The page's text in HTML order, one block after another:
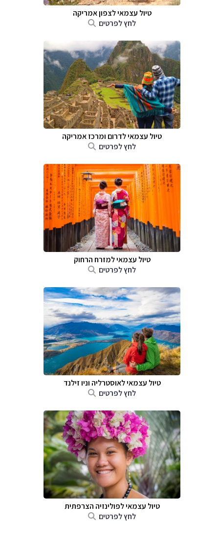
טיול עצמאי לצפון אמריקה
לחץ לפרטים
טיול עצמאי לדרום ומרכז אמריקה
לחץ לפרטים
טיול עצמאי למזרח הרחוק
לחץ לפרטים
טיול עצמאי לאוסטרליה וניו זילנד
לחץ לפרטים
טיול עצמאי לפולינזיה הצרפתית
לחץ לפרטים